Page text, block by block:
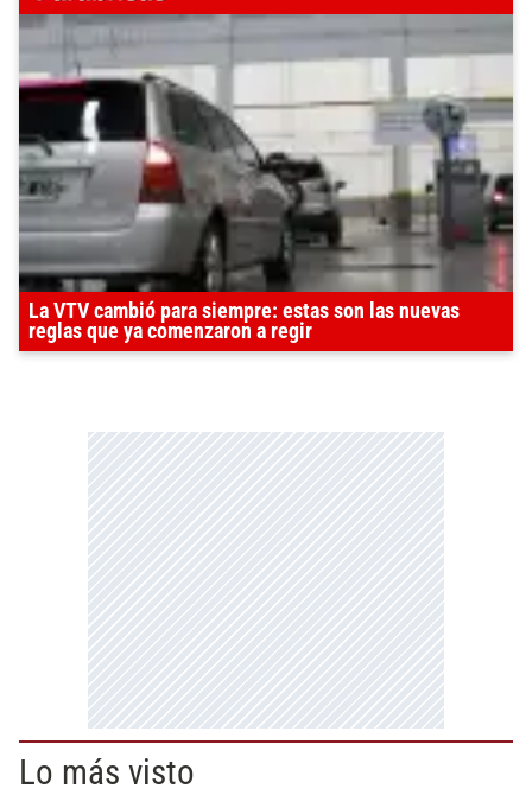
La VTV cambió para siempre: estas son las nuevas
reglas que ya comenzaron a regir
Lo más visto